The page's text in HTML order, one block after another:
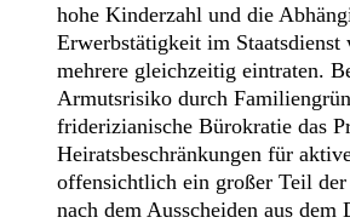
hohe Kinderzahl und die
Erwerbstätigkeit im
mehrere gleichzeitig eintraten.
Armutsrisiko durch
friderizianische Bürokratie das
Heiratsbeschränkungen für
offensichtlich ein großer Teil
nach dem Ausscheiden aus